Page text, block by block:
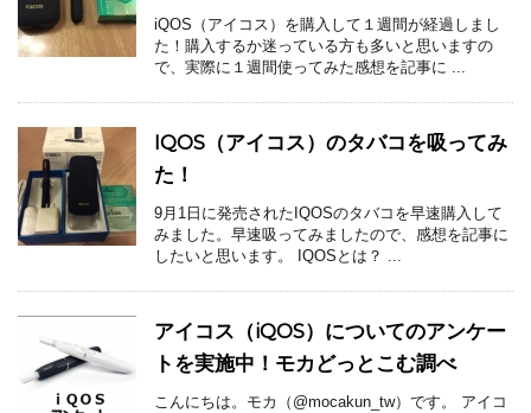
iQOS（アイコス）を購入して１週間が経過しまし
た！購入するか迷っている方も多いと思いますの
で、実際に１週間使ってみた感想を記事に ...
IQOS（アイコス）のタバコを吸ってみ
た！
9月1日に発売されたIQOSのタバコを早速購入して
みました。早速吸ってみましたので、感想を記事に
したいと思います。 IQOSとは？ ...
アイコス（iQOS）についてのアンケー
トを実施中！モカどっとこむ調べ
こんにちは。モカ（@mocakun_tw）です。 アイコ